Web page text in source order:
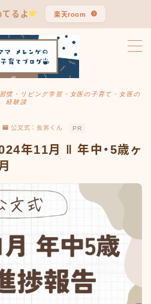
るよ 楽天room
慣・リビング学習・女医の子育て・女医の
経験談
公文式：長男くん PR
年11月 ‖ 年中・5歳ヶ